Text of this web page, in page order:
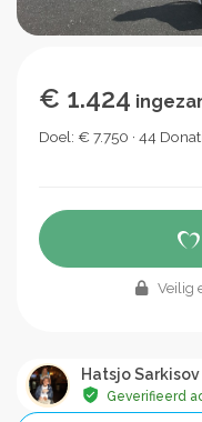
€ 1.424
Doel: € 7.750 · 44
Veilig
Hatsjo Sarkisov
Geverifieerd